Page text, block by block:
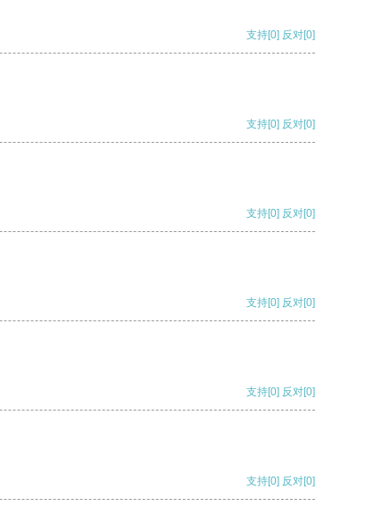
支持[0] 反对[0]
支持[0] 反对[0]
支持[0] 反对[0]
支持[0] 反对[0]
支持[0] 反对[0]
支持[0] 反对[0]